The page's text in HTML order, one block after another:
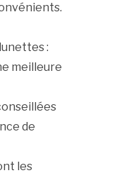
:
meilleure
de
les